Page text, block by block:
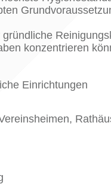
konzentrieren
Einrichtungen